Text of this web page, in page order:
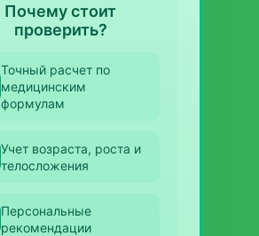
Почему стоит
проверить?
Точный расчет по
медицинским
формулам
Учет возраста, роста и
телосложения
Персональные
рекомендации